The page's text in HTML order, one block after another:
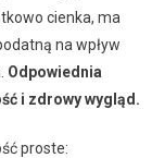
cienka, ma
na wpływ
Odpowiednia
i zdrowy wygląd.
proste: